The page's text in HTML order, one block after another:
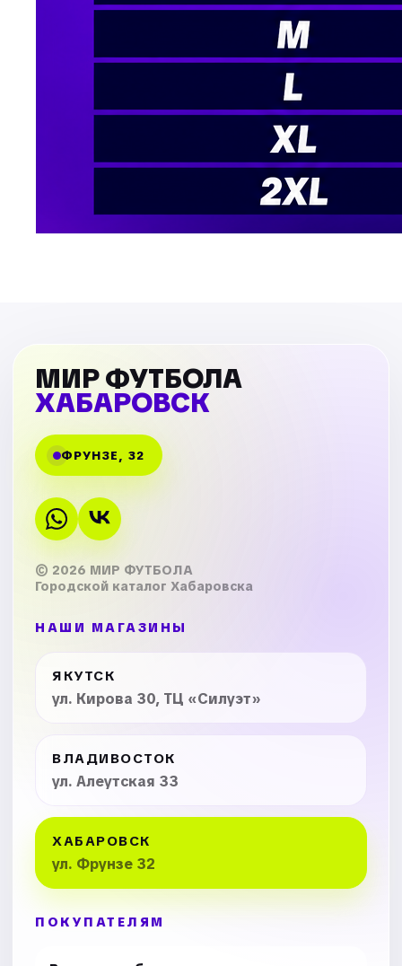
МИР ФУТБОЛА
ХАБАРОВСК
ФРУНЗЕ, 32
© 2026 МИР ФУТБОЛА
Городской каталог Хабаровска
НАШИ МАГАЗИНЫ
ЯКУТСК
ул. Кирова 30, ТЦ «Силуэт»
ВЛАДИВОСТОК
ул. Алеутская 33
ХАБАРОВСК
ул. Фрунзе 32
ПОКУПАТЕЛЯМ